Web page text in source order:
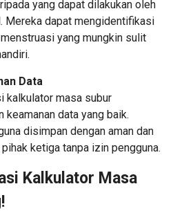
yang dapat dilakukan oleh
Mereka dapat mengidentifikasi
yang mungkin sulit
Data
kalkulator masa subur
keamanan data yang baik.
disimpan dengan aman dan
ketiga tanpa izin pengguna.
Kalkulator Masa